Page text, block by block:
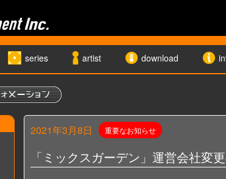
series artist download
2021年3月8日 重要なお知らせ
「ミックスガーデン」運営会社変